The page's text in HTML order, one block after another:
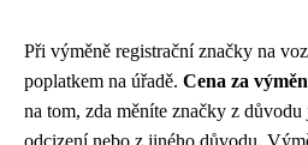
Při výměně registrační značky na
poplatkem na úřadě. Cena za
na tom, zda měníte značky z
odcizení nebo z jiného důvodu.